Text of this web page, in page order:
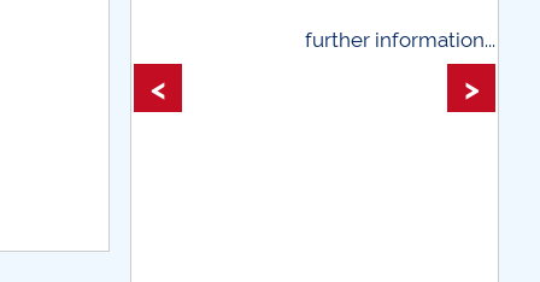
further
< >